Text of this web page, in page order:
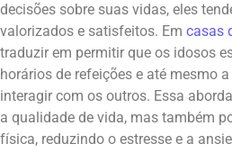
decisões sobre suas vidas, eles
valorizados e satisfeitos. Em casas
traduzir em permitir que os idosos
horários de refeições e até mesmo
interagir com os outros. Essa
a qualidade de vida, mas também
física, reduzindo o estresse e a